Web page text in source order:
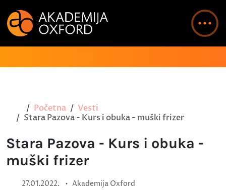
Početna
Vesti
Stara Pazova - Kurs i obuka - muški frizer
Stara Pazova - Kurs i obuka -
muški frizer
27.01.2022. • Akademija Oxford